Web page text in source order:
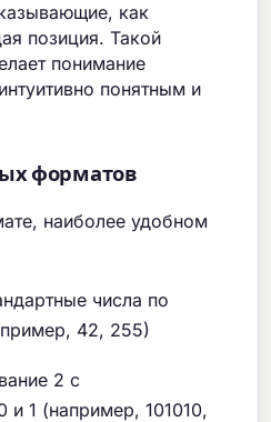
как
позиция. Такой
понимание
понятным и
форматов
наиболее удобном
числа по
42, 255)
2 с
и 1 (например, 101010,